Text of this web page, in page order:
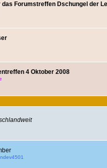
Forumstreffen Dschungel der
4 Oktober 2008